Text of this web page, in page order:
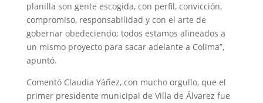
planilla son gente escogida, con perfil, convicción,
compromiso, responsabilidad y con el arte de
gobernar obedeciendo; todos estamos alineados a
un mismo proyecto para sacar adelante a Colima”,
apuntó.
Comentó Claudia Yáñez, con mucho orgullo, que el
primer presidente municipal de Villa de Álvarez fue